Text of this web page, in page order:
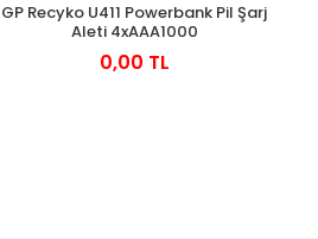
GP Recyko U411 Powerbank Pil Şarj
Aleti 4xAAA1000
0,00 TL